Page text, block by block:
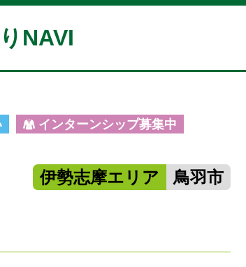
NAVI
インターンシップ募集中
伊勢志摩エリア 鳥羽市